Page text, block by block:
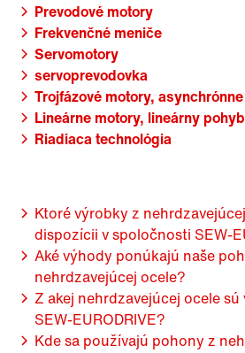
Prevodové motory
Frekvenčné meniče
Servomotory
servoprevodovka
Trojfázové motory,
Lineárne motory, lineárny pohyb
Riadiaca technológia
Ktoré výrobky z
dispozícii v spoločnosti SEW-
Aké výhody ponúkajú naše
nehrdzavejúcej ocele?
Z akej nehrdzavejúcej ocele
SEW-EURODRIVE?
Kde sa používajú pohony z